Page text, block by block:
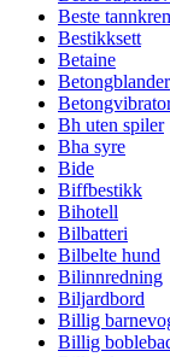
Beste
Bestikksett
Betaine
Betongblander
Bh uten spiler
Bha syre
Bide
Biffbestikk
Bihotell
Bilbatteri
Bilbelte hund
Bilinnredning
Biljardbord
Billig
Billig